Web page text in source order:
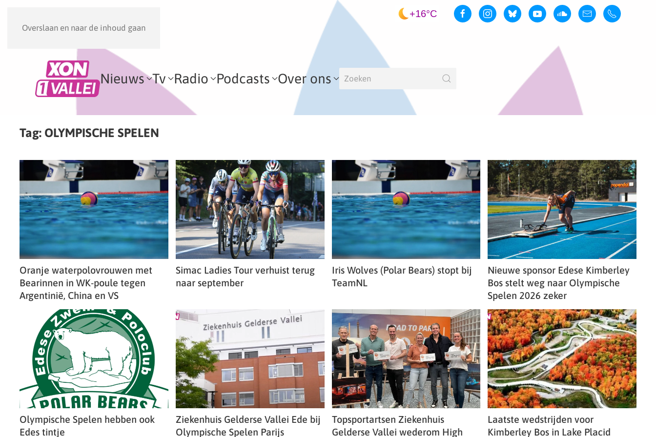
Overslaan en naar de inhoud gaan
+16°C
Nieuws Tv Radio Podcasts Over ons
Tag: OLYMPISCHE SPELEN
Oranje waterpolovrouwen met
Bearinnen in WK-poule tegen
Argentinië, China en VS
Simac Ladies Tour verhuist terug
naar september
Iris Wolves (Polar Bears) stopt bij
TeamNL
Nieuwe sponsor Edese Kimberley
Bos stelt weg naar Olympische
Spelen 2026 zeker
Olympische Spelen hebben ook
Edes tintje
Ziekenhuis Gelderse Vallei Ede bij
Olympische Spelen Parijs
Topsportartsen Ziekenhuis
Gelderse Vallei wederom High
Laatste wedstrijden voor
Kimberley Bos in Lake Placid